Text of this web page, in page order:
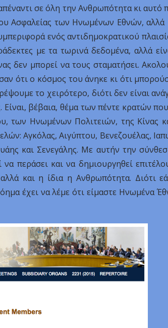
σε όλη την Ανθρωπότητα κι αυτό
Ασφαλείας των Ηνωμένων Εθνών, αλλά
ενός αντιδημοκρατικού
με τα τωρινά δεδομένα, αλλά
δεν μπορεί να τους σταματήσει.
ότι ο κόσμος του άνηκε κι ότι
το χειρότερο, διότι δεν είναι
βέβαια, θέμα των πέντε κρατών
των Ηνωμένων Πολιτειών, της Κίνας
Αγκόλας, Αιγύπτου, Βενεζουέλας,
και Σενεγάλης. Με αυτήν την
περάσει και να δημιουργηθεί
και η ίδια η Ανθρωπότητα. Διότι
έχει να λέμε ότι είμαστε Ηνωμένα